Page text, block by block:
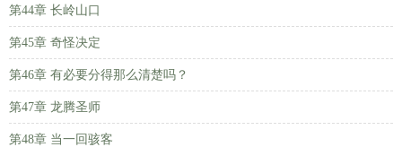
第44章 长岭山口
第45章 奇怪决定
第46章 有必要分得那么清楚吗？
第47章 龙腾圣师
第48章 当一回骇客